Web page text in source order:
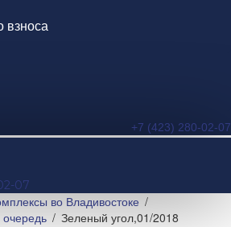
взноса
+7 (423) 280-02-07
07
во Владивостоке
Зеленый угол,01/2018